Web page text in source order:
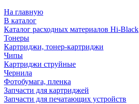
На главную
В каталог
Каталог расходных материалов Hi-Black
Тонеры
Картриджи, тонер-картриджи
Чипы
Картриджи струйные
Чернила
Фотобумага, пленка
Запчасти для картриджей
Запчасти для печатающих устройств